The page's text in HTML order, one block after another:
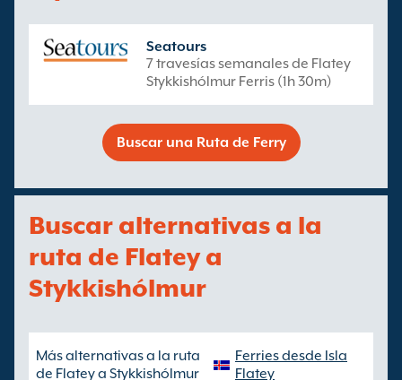
Seatours
7 travesías semanales de Flatey
Stykkishólmur Ferris (1h 30m)
Buscar una Ruta de Ferry
Buscar alternativas a la
ruta de Flatey a
Stykkishólmur
Más alternativas a la ruta
de Flatey a Stykkishólmur
Ferries desde Isla
Flatey